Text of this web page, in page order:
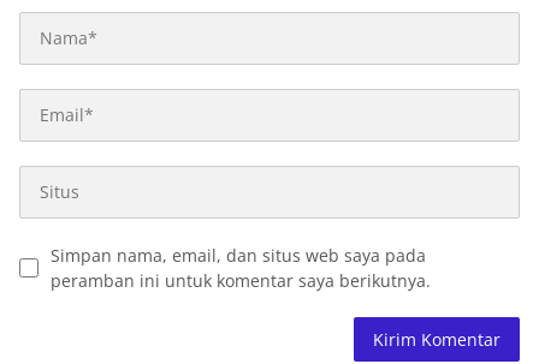
Simpan nama, email, dan situs web saya pada
peramban ini untuk komentar saya berikutnya.